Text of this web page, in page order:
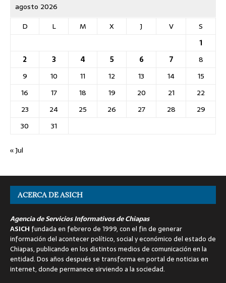
agosto 2026
D
L M X J V
S
1
2
3 4 5 6 7
8
9
10 11 12 13 14
15
16
17 18 19 20 21
22
23
24 25 26 27 28
29
30
31
« Jul
ACERCA DE ASICH
Agencia de Servicios Informativos de Chiapas
ASICH fundada en febrero de 1999, con el fin de generar
información del acontecer político, social y económico del estado de
Chiapas, publicando en los distintos medios de comunicación en la
entidad. Dos años después se transforma en portal de noticias en
internet, donde permanece sirviendo a la sociedad.